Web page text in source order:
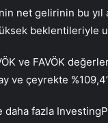
net gelirinin bu
beklentileriyle
ve FAVÖK
ve çeyrekte
fazla